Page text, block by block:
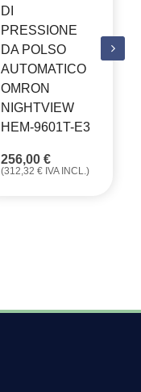
DI
PRESSIONE
DA POLSO
AUTOMATICO
OMRON
NIGHTVIEW
HEM-9601T-E3
256,00 €
(312,32 € IVA INCL.)